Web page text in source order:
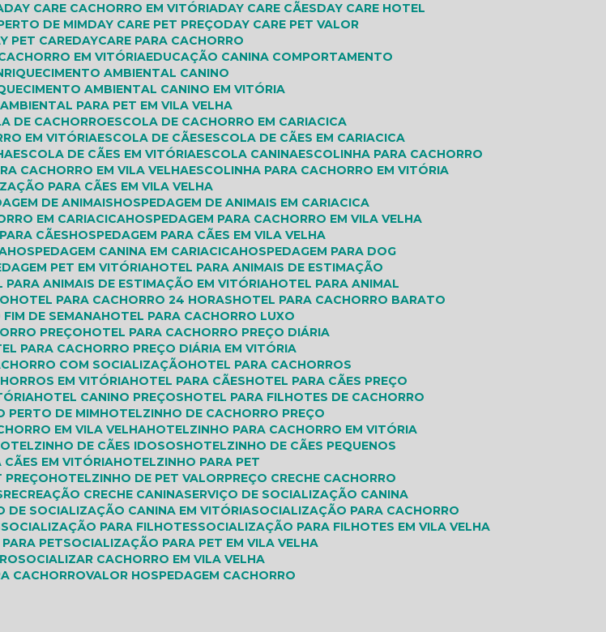
DAY CARE CACHORRO EM VITÓRIA DAY CARE CÃES
DAY CARE HOTEL
DE MIM DAY CARE PET PREÇO
DAY CARE PET VALOR
PET CARE
DAYCARE PARA CACHORRO
CACHORRO EM VITÓRIA EDUCAÇÃO CANINA COMPORTAMENTO
AMBIENTAL CANINO
AMBIENTAL CANINO EM VITÓRIA
AMBIENTAL PARA PET EM VILA VELHA
DE CACHORRO
ESCOLA DE CACHORRO EM CARIACICA
EM VITÓRIA ESCOLA DE CÃES
ESCOLA DE CÃES EM CARIACICA
ESCOLA DE CÃES EM VITÓRIA ESCOLA CANINA ESCOLINHA PARA CACHORRO
CACHORRO EM VILA VELHA ESCOLINHA PARA CACHORRO EM VITÓRIA
PARA CÃES EM VILA VELHA
DE ANIMAIS
HOSPEDAGEM DE ANIMAIS EM CARIACICA
EM CARIACICA
HOSPEDAGEM PARA CACHORRO EM VILA VELHA
CÃES
HOSPEDAGEM PARA CÃES EM VILA VELHA
HOSPEDAGEM CANINA EM CARIACICA
HOSPEDAGEM PARA DOG
PET EM VITÓRIA
HOTEL PARA ANIMAIS DE ESTIMAÇÃO
PARA ANIMAIS DE ESTIMAÇÃO EM VITÓRIA
HOTEL PARA ANIMAL
HOTEL PARA CACHORRO 24 HORAS
HOTEL PARA CACHORRO BARATO
FIM DE SEMANA
HOTEL PARA CACHORRO LUXO
PREÇO
HOTEL PARA CACHORRO PREÇO DIÁRIA
PARA CACHORRO PREÇO DIÁRIA EM VITÓRIA
COM SOCIALIZAÇÃO
HOTEL PARA CACHORROS
EM VITÓRIA HOTEL PARA CÃES
HOTEL PARA CÃES PREÇO
HOTEL CANINO PREÇOS
HOTEL PARA FILHOTES DE CACHORRO
PERTO DE MIM
HOTELZINHO DE CACHORRO PREÇO
EM VILA VELHA
HOTELZINHO PARA CACHORRO EM VITÓRIA
HOTELZINHO DE CÃES IDOSOS
HOTELZINHO DE CÃES PEQUENOS
CÃES EM VITÓRIA
HOTELZINHO PARA PET
PREÇO HOTELZINHO DE PET VALOR
PREÇO CRECHE CACHORRO
RECREAÇÃO CRECHE CANINA
SERVIÇO DE SOCIALIZAÇÃO CANINA
DE SOCIALIZAÇÃO CANINA EM VITÓRIA
SOCIALIZAÇÃO PARA CACHORRO
SOCIALIZAÇÃO PARA FILHOTES
SOCIALIZAÇÃO PARA FILHOTES EM VILA VELHA
PARA PET
SOCIALIZAÇÃO PARA PET EM VILA VELHA
SOCIALIZAR CACHORRO EM VILA VELHA
CACHORRO VALOR HOSPEDAGEM CACHORRO